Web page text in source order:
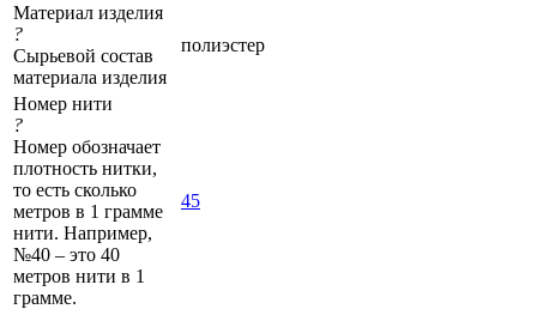
Материал изделия
?
Сырьевой состав
материала изделия
полиэстер
Номер нити
?
Номер обозначает
плотность нитки,
то есть сколько
метров в 1 грамме
нити. Например,
№40 – это 40
метров нити в 1
грамме.
45